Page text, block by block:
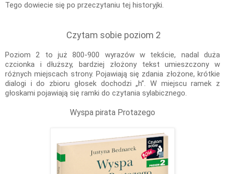
Tego dowiecie się po przeczytaniu tej historyjki.
Czytam sobie poziom 2
Poziom 2 to już 800-900 wyrazów w tekście, nadal duża
czcionka i dłuższy, bardziej złożony tekst umieszczony w
różnych miejscach strony. Pojawiają się zdania złożone, krótkie
dialogi i do zbioru głosek dochodzi „h”. W miejscu ramek z
głoskami pojawiają się ramki do czytania sylabicznego.
Wyspa pirata Protazego